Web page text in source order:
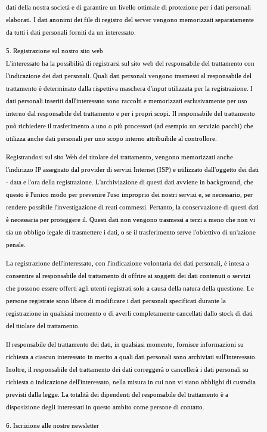
dati della nostra società e di garantire un livello ottimale di protezione per i dati personali
elaborati. I dati anonimi dei file di registro del server vengono memorizzati separatamente
da tutti i dati personali forniti da un interessato.
5. Registrazione sul nostro sito web
L'interessato ha la possibilità di registrarsi sul sito web del responsabile del trattamento con
l'indicazione dei dati personali. Quali dati personali vengono trasmessi al responsabile del
trattamento è determinato dalla rispettiva maschera d'input utilizzata per la registrazione. I
dati personali inseriti dall'interessato sono raccolti e memorizzati esclusivamente per uso
interno dal responsabile del trattamento e per i propri scopi. Il responsabile del trattamento
può richiedere il trasferimento a uno o più processori (ad esempio un servizio pacchi) che
utilizza anche dati personali per uno scopo interno attribuibile al controllore.
Registrandosi sul sito Web del titolare del trattamento, vengono memorizzati anche
l'indirizzo IP assegnato dal provider di servizi Internet (ISP) e utilizzato dall'oggetto dei dati
- data e l'ora della registrazione. L'archiviazione di questi dati avviene in background, che
questo è l'unico modo per prevenire l'uso improprio dei nostri servizi e, se necessario, per
rendere possibile l'investigazione di reati commessi. Pertanto, la conservazione di questi dati
è necessaria per proteggere il. Questi dati non vengono trasmessi a terzi a meno che non vi
sia un obbligo legale di trasmettere i dati, o se il trasferimento serve l'obiettivo di un'azione
penale.
La registrazione dell'interessato, con l'indicazione volontaria dei dati personali, è intesa a
consentire al responsabile del trattamento di offrire ai soggetti dei dati contenuti o servizi
che possono essere offerti agli utenti registrati solo a causa della natura della questione. Le
persone registrate sono libere di modificare i dati personali specificati durante la
registrazione in qualsiasi momento o di averli completamente cancellati dallo stock di dati
del titolare del trattamento.
Il responsabile del trattamento dei dati, in qualsiasi momento, fornisce informazioni su
richiesta a ciascun interessato in merito a quali dati personali sono archiviati sull'interessato.
Inoltre, il responsabile del trattamento dei dati correggerà o cancellerà i dati personali su
richiesta o indicazione dell'interessato, nella misura in cui non vi siano obblighi di custodia
previsti dalla legge. La totalità dei dipendenti del responsabile del trattamento è a
disposizione degli interessati in questo ambito come persone di contatto.
6. Iscrizione alle nostre newsletter